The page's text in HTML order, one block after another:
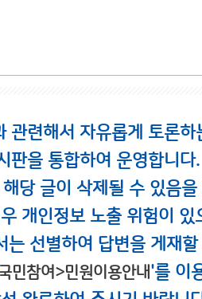
관련해서 자유롭게 토론하
판을 통합하여 운영합니다.
당 글이 삭제될 수 있음
개인정보 노출 위험이
선별하여 답변을 게재
민참여>민원이용안내'를 이